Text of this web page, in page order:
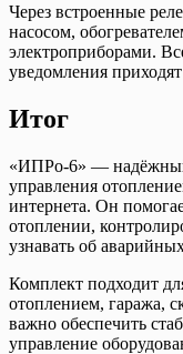
Через встроенные
насосом,
электроприборами.
уведомления
Итог
«ИПРо-6» — надёжный
управления
интернета. Он
отоплении,
узнавать об
Комплект подходит
отоплением, гаража,
важно обеспечить
управление